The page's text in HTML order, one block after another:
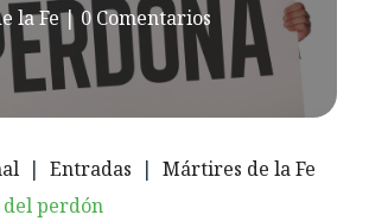
la Fe| 0 Comentarios
| Entradas | Mártires de la Fe
perdón